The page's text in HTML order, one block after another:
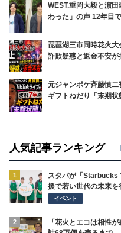
WEST.重岡大毅と濵田崇裕が結婚W
わった」の
琵琶湖三市同時花火大会が中止 運営は民間実
詐欺疑惑と返金不安が
元ジャンポケ斉藤慎
ギフトねだり「末期状
人気記事ランキング
1
スタバが「
援で若い世代の未来を
イベント
2
「花火とエコは相性